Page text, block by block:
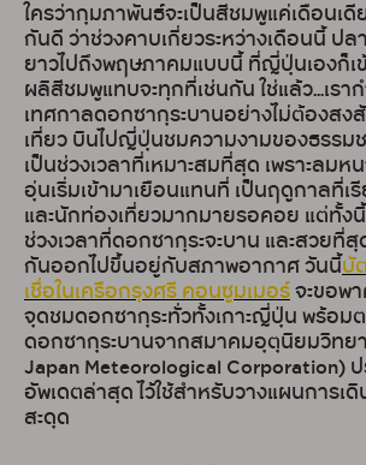
ใครว่ากุมภาพันธ์จะเป็นสีชมพูแค่เดือนเดี
กันดี ว่าช่วงคาบเกี่ยวระหว่างเดือนนี้ ป
ยาวไปถึงพฤษภาคมแบบนี้ ที่ญี่ปุ่นเองก็เ
ผลิสีชมพูแทบจะทุกที่เช่นกัน ใช่แล้ว...เรา
เทศกาลดอกซากุระบานอย่างไม่ต้องสง
เที่ยว บินไปญี่ปุ่นชมความงามของธรร
เป็นช่วงเวลาที่เหมาะสมที่สุด เพราะลมห
อุ่นเริ่มเข้ามาเยือนแทนที่ เป็นฤดูกาลที่
และนักท่องเที่ยวมากมายรอคอย แต่ทั้ง
ช่วงเวลาที่ดอกซากุระจะบาน และสวยที่
กันออกไปขึ้นอยู่กับสภาพอากาศ วันนี้บั
เชื่อในเครือกรุงศรี คอนซูมเมอร์จะขอพ
จุดชมดอกซากุระทั่วทั้งเกาะญี่ปุ่น พร้อม
ดอกซากุระบานจากสมาคมอุตุนิยมวิทย
Japan Meteorological Corporation)
อัพเดตล่าสุด ไว้ใช้สำหรับวางแผนการเดิ
สะดุด